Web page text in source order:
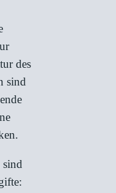
des
sind